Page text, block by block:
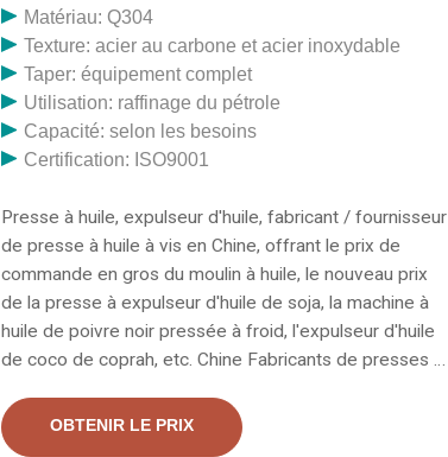
Matériau: Q304
Texture: acier au carbone et acier inoxydable
Taper: équipement complet
Utilisation: raffinage du pétrole
Capacité: selon les besoins
Certification: ISO9001
Presse à huile, expulseur d'huile, fabricant / fournisseur
de presse à huile à vis en Chine, offrant le prix de
commande en gros du moulin à huile, le nouveau prix
de la presse à expulseur d'huile de soja, la machine à
huile de poivre noir pressée à froid, l'expulseur d'huile
de coco de coprah, etc. Chine Fabricants de presses à
de haute qualité au meilleur prix auprès de fabricants
chinois certifiés de pompes à huile, de fournisseurs de
OBTENIR LE PRIX